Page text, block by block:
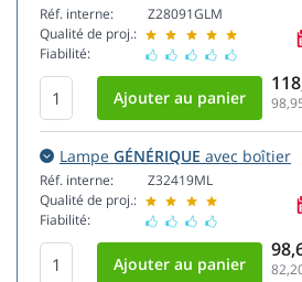
Réf. interne:
Qualité de proj.:
Fiabilité:
Z28091GLM
Lampe GÉNÉRIQUE avec boîtier
Réf. interne:
Qualité de proj.:
Fiabilité:
Z32419ML